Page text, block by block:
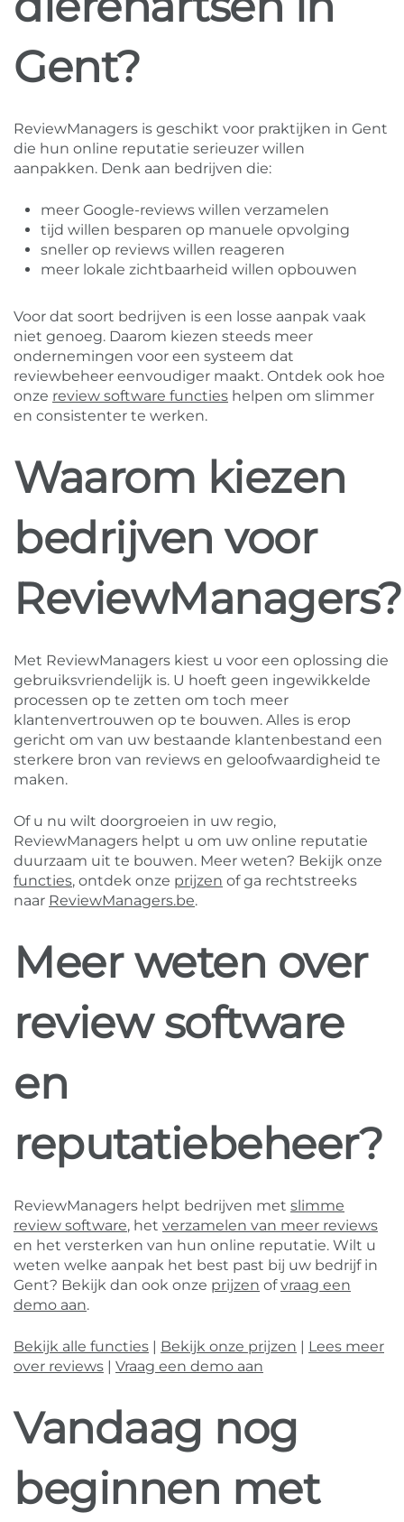
Gent?
ReviewManagers is geschikt voor praktijken in Gent
die hun online reputatie serieuzer willen
aanpakken. Denk aan bedrijven die:
meer Google-reviews willen verzamelen
tijd willen besparen op manuele opvolging
sneller op reviews willen reageren
meer lokale zichtbaarheid willen opbouwen
Voor dat soort bedrijven is een losse aanpak vaak
niet genoeg. Daarom kiezen steeds meer
ondernemingen voor een systeem dat
reviewbeheer eenvoudiger maakt. Ontdek ook hoe
onze review software functies helpen om slimmer
en consistenter te werken.
Waarom kiezen
bedrijven voor
ReviewManagers?
Met ReviewManagers kiest u voor een oplossing die
gebruiksvriendelijk is. U hoeft geen ingewikkelde
processen op te zetten om toch meer
klantenvertrouwen op te bouwen. Alles is erop
gericht om van uw bestaande klantenbestand een
sterkere bron van reviews en geloofwaardigheid te
maken.
Of u nu wilt doorgroeien in uw regio,
ReviewManagers helpt u om uw online reputatie
duurzaam uit te bouwen. Meer weten? Bekijk onze
functies, ontdek onze prijzen of ga rechtstreeks
naar ReviewManagers.be.
Meer weten over
review software
en
reputatiebeheer?
ReviewManagers helpt bedrijven met slimme
review software, het verzamelen van meer reviews
en het versterken van hun online reputatie. Wilt u
weten welke aanpak het best past bij uw bedrijf in
Gent? Bekijk dan ook onze prijzen ofvraag een
demo aan.
Bekijk alle functies Bekijk onze prijzen
Lees meer
over reviews
Vraag een demo aan
Vandaag nog
beginnen met